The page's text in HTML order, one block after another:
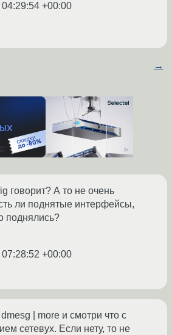
+00:00
→
говорит? А то не очень
ли поднятые интерфейсы,
поднялись?
+00:00
| more и смотри что с
сетевух. Если нету, то не